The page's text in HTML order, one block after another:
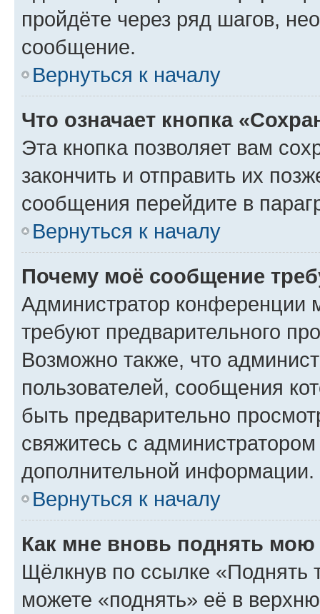
пройдёте через ряд шагов,
сообщение.
Вернуться к началу
Что означает кнопка
Эта кнопка позволяет вам
закончить и отправить их
сообщения перейдите в
Вернуться к началу
Почему моё сообщение
Администратор конференции
требуют предварительного
Возможно также, что
пользователей, сообщения
быть предварительно
свяжитесь с
дополнительной информации.
Вернуться к началу
Как мне вновь поднять мою
Щёлкнув по ссылке «Поднять
можете «поднять» её в